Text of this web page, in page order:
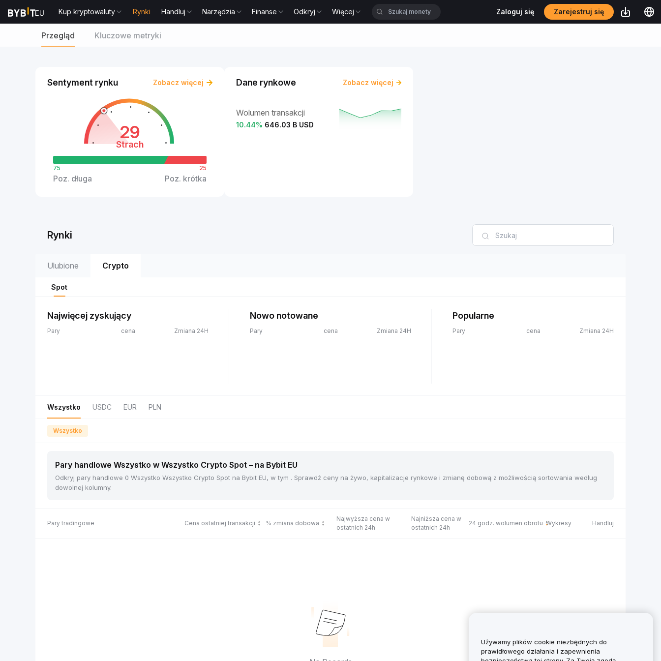
Kup kryptowaluty Rynki Handluj Narzędzia Finanse Odkryj Więcej Zaloguj się Zarejestruj się
Przegląd Kluczowe metryki
Sentyment rynku Zobacz więcej
29
Strach
75
Poz. długa
25
Poz. krótka
Dane rynkowe Zobacz więcej
Wolumen transakcji
10.44% 646.03 B USD
Rynki
Ulubione Crypto
Spot
Najwięcej zyskujący
Pary cena Zmiana 24H
Nowo notowane
Pary cena Zmiana 24H
Popularne
Pary cena Zmiana 24H
Wszystko USDC EUR PLN
Wszystko
Pary handlowe Wszystko w Wszystko Crypto Spot – na Bybit EU
Odkryj pary handlowe 0 Wszystko Wszystko Crypto Spot na Bybit EU, w tym . Sprawdź ceny na żywo, kapitalizacje rynkowe i zmianę dobową z możliwością sortowania według
dowolnej kolumny.
Pary tradingowe Cena ostatniej transakcji % zmiana dobowa
Najwyższa cena w
ostatnich 24h
Najniższa cena w
ostatnich 24h
24 godz. wolumen obrotu Wykresy Handluj
Używamy plików cookie niezbędnych do
prawidłowego działania i zapewnienia